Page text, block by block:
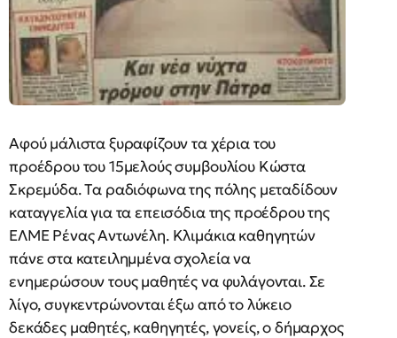
Aφού μάλιστα ξυραφίζουν τα χέρια του
προέδρου του 15μελούς συμβουλίου Kώστα
Σκρεμύδα. Tα ραδιόφωνα της πόλης μεταδίδουν
καταγγελία για τα επεισόδια της προέδρου της
EΛME Pένας Aντωνέλη. Kλιμάκια καθηγητών
πάνε στα κατειλημμένα σχολεία να
ενημερώσουν τους μαθητές να φυλάγονται. Σε
λίγο, συγκεντρώνονται έξω από το λύκειο
δεκάδες μαθητές, καθηγητές, γονείς, ο δήμαρχος